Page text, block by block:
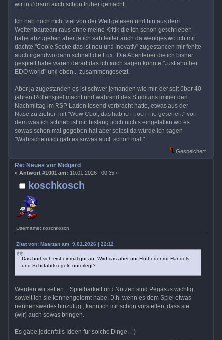
wir in #drsrm auch schon früher gemacht.
Ich hab noch nicht viel von der Welt gelesen und bin aus dem
Weltenbauteam raus ohne meine Kritik die ich schon geschrieben
habe abzugeben aber ja ich sah leider auch da weniges wo ich mir
dachte "Coole Socke das ist neu und Inovativ" zugestanden mir fehlte
auch irgendwo dann schnell die Lust. Die Abenteuer die ich bisher
gespielt habe waren derart das ich auch sagen könnte "Just another
EDO world" und eben... zusammengesetzt.
Aber ja zugestanden es ist schwer jemanden wie mir, der seit über 40
jahren Rollenspiel macht und während des Studiums immer den
Nachmittag im RSP Laden lesend verbracht hatte, etwas aus der
Nase zu ziehen mit "Wow Cool, das hab ich noch nie gesehen." von
dem was ich schrieb ist mir bislang noch nichts eingefallen wo es
sowas schon mal gegeben hat aber selbst da würde ich sagen
"Wahrscheinlich gab es sowas auch schon mal."
Gespeichert
koschkosch
Username: koschkosch
Re: Neues von Midgard
« Antwort #1001 am: 10.01.2026 | 00:35 »
Zitat von: Maarzan am 9.01.2026 | 22:12
Das hört sich erst einmal gut an. Wird das aber nur Fluff oder mit Handels-
und Schiffahrtsregeln unterlegt?
Werden wir sehen... Spielbarkeit und Nutzen sind Pegasus wichtig,
soweit ich sie kennengelernt habe. D.h. wenn es dem Spiel etwas
nennenswertes hinzufügt, kann ich mir schon vorstellen, dass sie
(wir) auch sowas bringen.
Es gäbe jedenfalls Ideen für solche Dinge. :-)